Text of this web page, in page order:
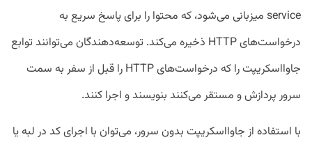
service میزبانی می‌شود، که محتوا را برای پاسخ سریع به
درخواست‌های HTTP ذخیره می‌کند. توسعه‌دهندگان می‌توانند توابع
جاوااسکریپت را که درخواست‌های HTTP را قبل از سفر به سمت
سرور پردازش و مستقر می‌کنند بنویسند و اجرا کنند.
با استفاده از جاوااسکریپت بدون سرور، می‌توان با اجرای کد در لبه یا